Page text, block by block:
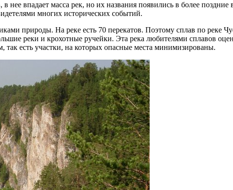
нее впадает масса рек, но их названия появились в более
многих исторических событий.
природы. На реке есть 70 перекатов. Поэтому сплав по реке
реки и крохотные ручейки. Эта река любителями сплавов
есть участки, на которых опасные места минимизированы.